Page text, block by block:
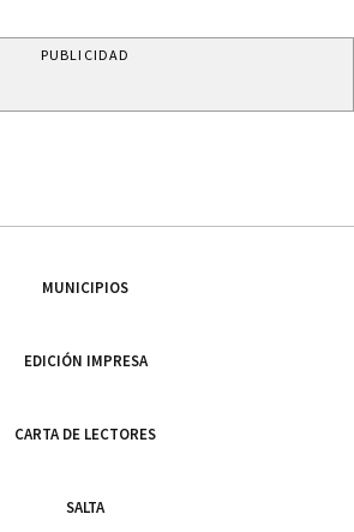
PUBLICIDAD
MUNICIPIOS
EDICIÓN IMPRESA
CARTA DE LECTORES
SALTA